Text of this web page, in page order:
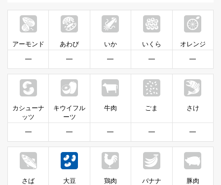
アーモンド
━
あわび
━
いか
━
いくら
━
オレンジ
━
カシューナ
ッツ
━
キウイフル
ーツ
━
牛肉
━
ごま
━
さけ
━
さば 大豆 鶏肉 バナナ 豚肉